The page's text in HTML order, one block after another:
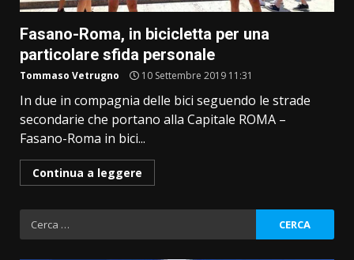
Fasano-Roma, in bicicletta per una
particolare sfida personale
Tommaso Vetrugno 10 Settembre 2019 11:31
In due in compagnia delle bici seguendo le strade
secondarie che portano alla Capitale ROMA –
Fasano-Roma in bici...
Continua a leggere
Ricerca
per: